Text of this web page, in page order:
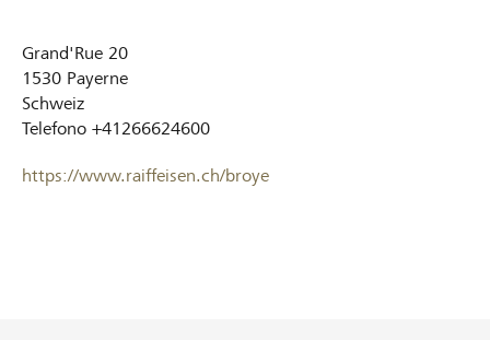
Grand'Rue 20
1530 Payerne
Schweiz
Telefono +41266624600
https://www.raiffeisen.ch/broye